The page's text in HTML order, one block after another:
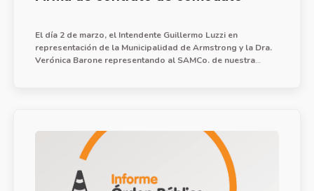
El día 2 de marzo, el Intendente Guillermo Luzzi en
representación de la Municipalidad de Armstrong y la Dra.
Verónica Barone representando al SAMCo. de nuestra